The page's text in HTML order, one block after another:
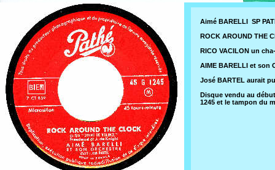
Aimé BARELLI SP
ROCK AROUND THE
RICO VACILON un
AIME BARELLI et son
José BARTEL aurait
Disque vendu au
1245 et le tampon du